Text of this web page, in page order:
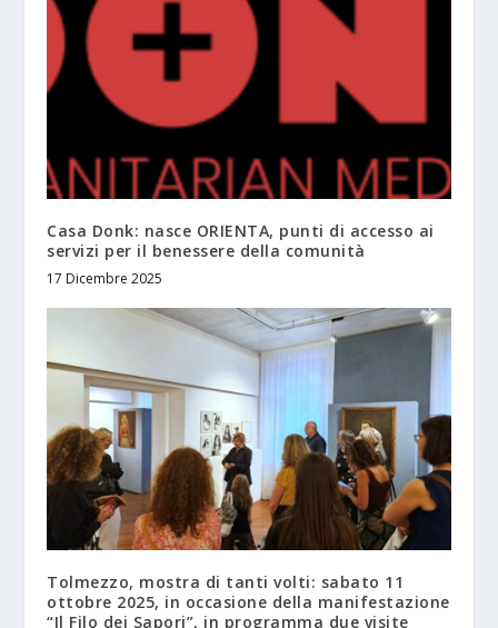
Casa Donk: nasce ORIENTA, punti di accesso ai
servizi per il benessere della comunità
17 Dicembre 2025
Tolmezzo, mostra di tanti volti: sabato 11
ottobre 2025, in occasione della manifestazione
“Il Filo dei Sapori”, in programma due visite